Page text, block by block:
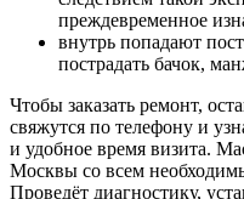
преждевременное
внутрь попадают
пострадать бачок,
Чтобы заказать ремонт,
свяжутся по телефону и
и удобное время визита.
Москвы со всем
Проведёт диагностику,